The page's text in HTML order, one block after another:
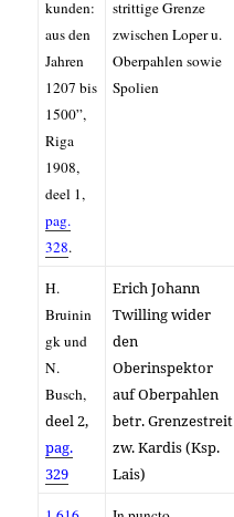
kunden:
aus den
Jahren
1207 bis
1500”,
Riga
1908,
deel 1,
pag.
328.
strittige Grenze
zwischen Loper u.
Oberpahlen sowie
Spolien
H.
Bruinin
gk und
N.
Busch,
deel 2,
pag.
329
Erich Johann
Twilling wider
den
Oberinspektor
auf Oberpahlen
betr. Grenzestreit
zw. Kardis (Ksp.
Lais)